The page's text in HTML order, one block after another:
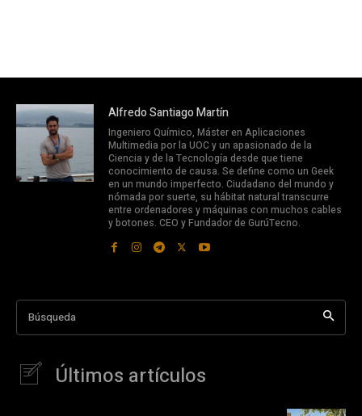
Alfredo Santiago Martín
Ingeniero Químico, Máster en Aplicaciones
Multimedia por la UOC y un apasionado de la
Ciencia y de la Tecnología desde que tiene
conocimiento de causa. Se define como un Geek
en un mundo imperfecto. Ciudadano del mundo y
nómada por suerte, su hábitat natural transcurre
entre ordenadores y máquinas con muchos cables
y botones. CEO y Fundador de GurúTecno.
Búsqueda
Últimos artículos